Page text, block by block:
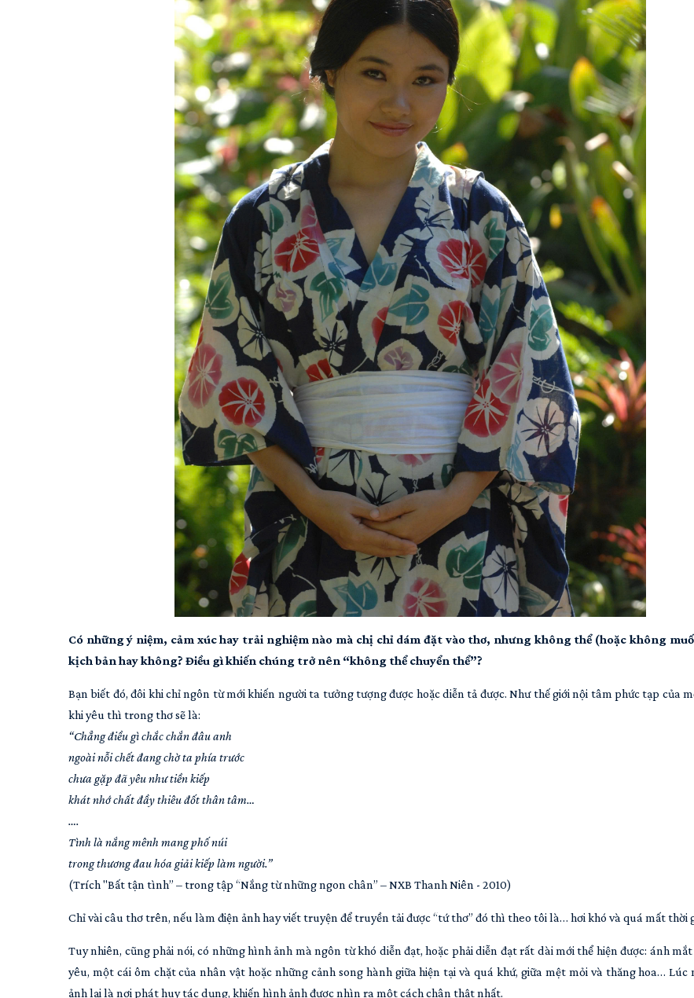
Có những ý niệm, cảm xúc hay trải nghiệm nào mà chị chỉ dám đặt vào thơ, nhưng không thể (hoặc không
kịch bản hay không? Điều gì khiến chúng trở nên “không thể chuyển thể”?
Bạn biết đó, đôi khi chỉ ngôn từ mới khiến người ta tưởng tượng được hoặc diễn tả được. Như thế giới nội tâm phức tạp của
khi yêu thì trong thơ sẽ là:
“Chẳng điều gì chắc chắn đâu anh
ngoài nỗi chết đang chờ ta phía trước
chưa gặp đã yêu như tiền kiếp
khát nhớ chất đầy thiêu đốt thân tâm…
….
Tình là nắng mênh mang phố núi
trong thương đau hóa giải kiếp làm người.”
(Trích "Bất tận tình” – trong tập “Nắng từ những ngon chân” – NXB Thanh Niên - 2010)
Chỉ vài câu thơ trên, nếu làm điện ảnh hay viết truyện để truyền tải được “tứ thơ” đó thì theo tôi là… hơi khó và quá mất thời
Tuy nhiên, cũng phải nói, có những hình ảnh mà ngôn từ khó diễn đạt, hoặc phải diễn đạt rất dài mới thể hiện được: ánh
yêu, một cái ôm chặt của nhân vật hoặc những cảnh song hành giữa hiện tại và quá khứ, giữa mệt mỏi và thăng hoa… Lúc
ảnh lại là nơi phát huy tác dụng, khiến hình ảnh được nhìn ra một cách chân thật nhất.